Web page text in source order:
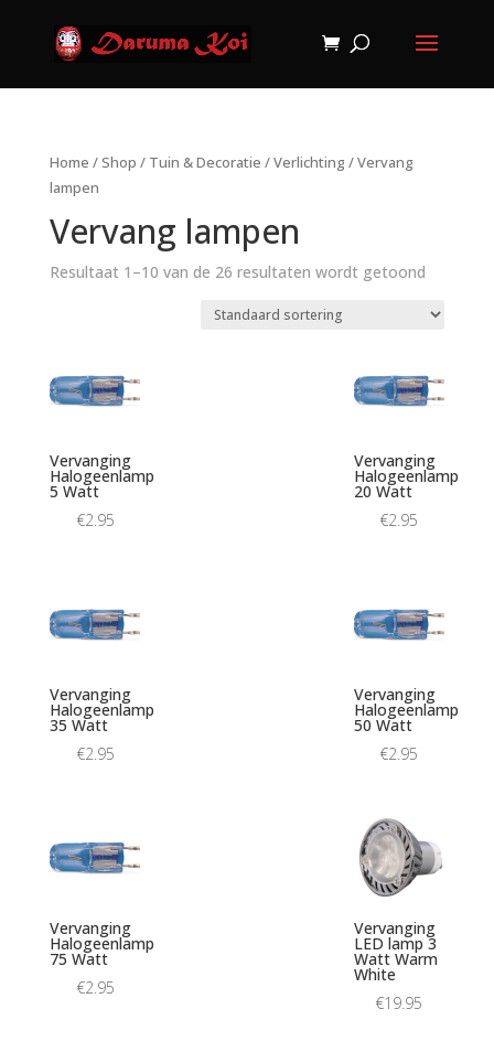
Home /Shop / Tuin & Decoratie /Verlichting / Vervang
lampen
Vervang lampen
Resultaat 1–10 van de 26 resultaten wordt getoond
Vervanging
Halogeenlamp
5 Watt
€2.95
Vervanging
Halogeenlamp
20 Watt
€2.95
Vervanging
Halogeenlamp
35 Watt
€2.95
Vervanging
Halogeenlamp
50 Watt
€2.95
Vervanging
Halogeenlamp
75 Watt
€2.95
Vervanging
LED lamp 3
Watt Warm
White
€19.95